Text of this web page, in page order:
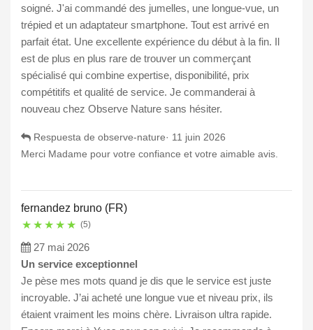
soigné. J'ai commandé des jumelles, une longue-vue, un
trépied et un adaptateur smartphone. Tout est arrivé en
parfait état. Une excellente expérience du début à la fin. Il
est de plus en plus rare de trouver un commerçant
spécialisé qui combine expertise, disponibilité, prix
compétitifs et qualité de service. Je commanderai à
nouveau chez Observe Nature sans hésiter.
Respuesta de observe-nature· 11 juin 2026
Merci Madame pour votre confiance et votre aimable avis.
fernandez bruno (FR)
★ ★ ★ ★ ★ (5)
27 mai 2026
Un service exceptionnel
Je pèse mes mots quand je dis que le service est juste
incroyable. J’ai acheté une longue vue et niveau prix, ils
étaient vraiment les moins chère. Livraison ultra rapide.